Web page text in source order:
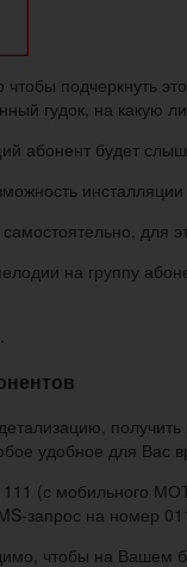
подчеркнуть
гудок, на какую
абонент будет
для
на группу
детализацию,
удобное для Вас
(с мобильного
запрос на номер
чтобы на Вашем